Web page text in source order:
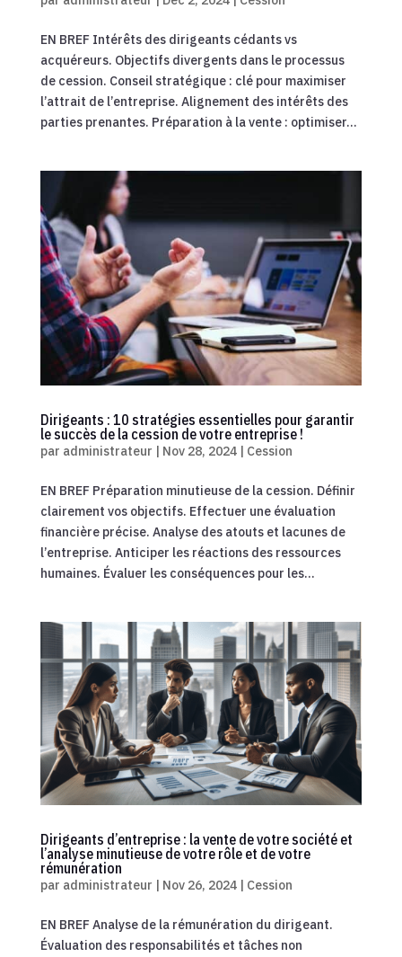
EN BREF Intérêts des dirigeants cédants vs
acquéreurs. Objectifs divergents dans le processus
de cession. Conseil stratégique : clé pour maximiser
l’attrait de l’entreprise. Alignement des intérêts des
parties prenantes. Préparation à la vente : optimiser...
Dirigeants : 10 stratégies essentielles pour garantir
le succès de la cession de votre entreprise !
par administrateur | Nov 28, 2024| Cession
EN BREF Préparation minutieuse de la cession. Définir
clairement vos objectifs. Effectuer une évaluation
financière précise. Analyse des atouts et lacunes de
l’entreprise. Anticiper les réactions des ressources
humaines. Évaluer les conséquences pour les...
Dirigeants d’entreprise : la vente de votre société et
l’analyse minutieuse de votre rôle et de votre
rémunération
par administrateur | Nov 26, 2024| Cession
EN BREF Analyse de la rémunération du dirigeant.
Évaluation des responsabilités et tâches non